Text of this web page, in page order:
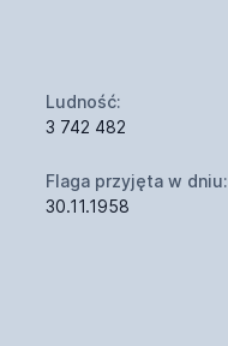
Ludność:
3 742 482
Flaga przyjęta w dniu:
30.11.1958